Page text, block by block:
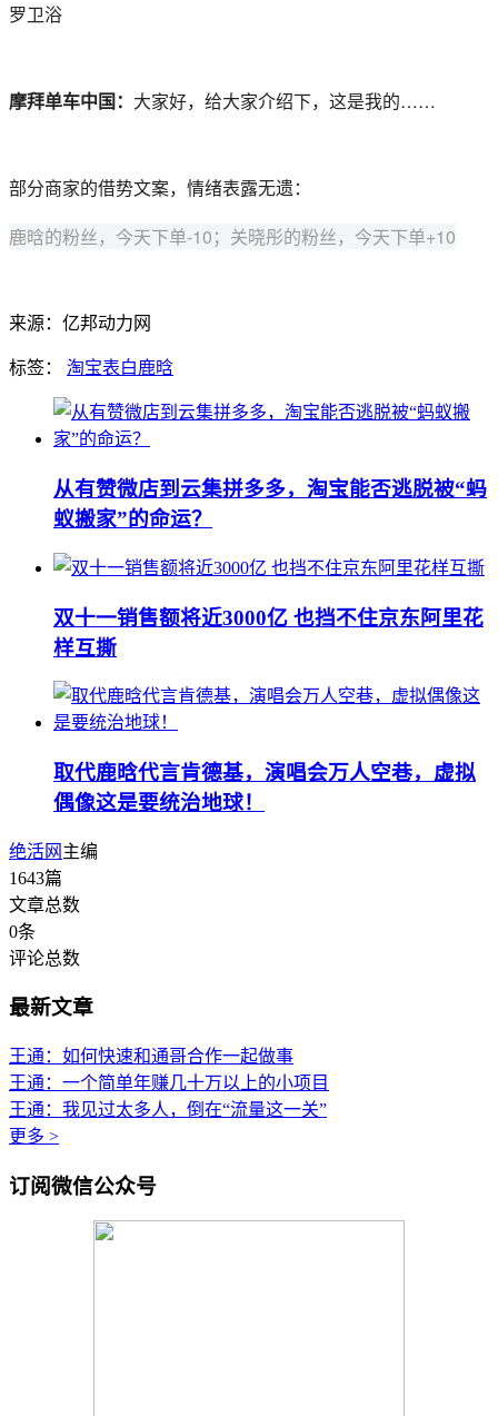
罗卫浴
摩拜单车中国： 大家好，给大家介绍下，这是我的……
部分商家的借势文案，情绪表露无遗：
鹿晗的粉丝，今天下单-10；关晓彤的粉丝，今天下单+10
来源：亿邦动力网
标签： 淘宝表白鹿晗
从有赞微店到云集拼多多，淘宝能否逃脱被“蚂
蚁搬家”的命运？
双十一销售额将近3000亿 也挡不住京东阿里花
样互撕
取代鹿晗代言肯德基，演唱会万人空巷，虚拟
偶像这是要统治地球！
绝活网 主编
1643篇
文章总数
0条
评论总数
最新文章
王通：如何快速和通哥合作一起做事
王通：一个简单年赚几十万以上的小项目
王通：我见过太多人，倒在“流量这一关”
更多 >
订阅微信公众号